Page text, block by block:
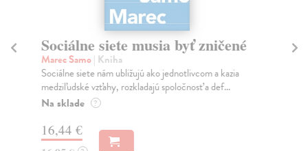
Sociálne siete musia byť zničené
Marec Samo| Kniha
Sociálne siete nám ubližujú ako jednotlivcom a kazia
medziľudské vzťahy, rozkladajú spoločnosť a def...
Na sklade ?
16,44 €